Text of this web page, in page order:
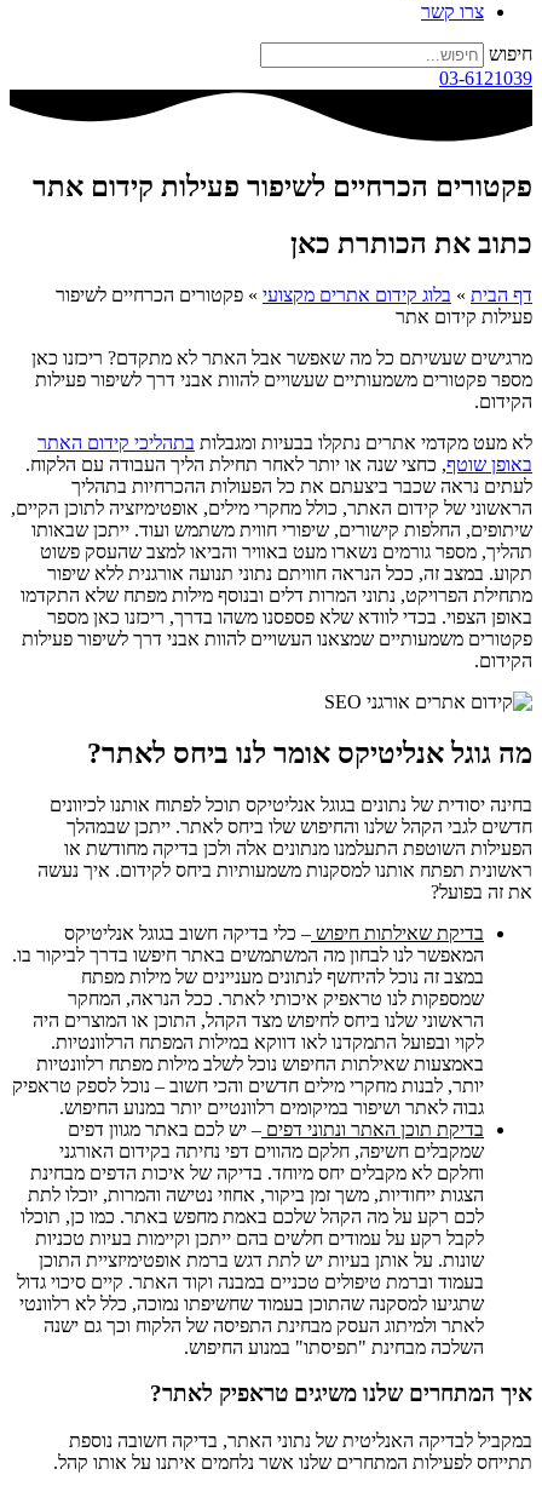
צרו קשר
חיפוש
03-6121039
פקטורים הכרחיים לשיפור פעילות קידום אתר
כתוב את הכותרת כאן
דף הבית » בלוג קידום אתרים מקצועי » פקטורים הכרחיים לשיפור
פעילות קידום אתר
מרגישים שעשיתם כל מה שאפשר אבל האתר לא מתקדם? ריכזנו כאן
מספר פקטורים משמעותיים שעשויים להוות אבני דרך לשיפור פעילות
הקידום.
לא מעט מקדמי אתרים נתקלו בבעיות ומגבלות בתהליכי קידום האתר
באופן שוטף, כחצי שנה או יותר לאחר תחילת הליך העבודה עם הלקוח.
לעתים נראה שכבר ביצעתם את כל הפעולות ההכרחיות בתהליך
הראשוני של קידום האתר, כולל מחקרי מילים, אופטימיזציה לתוכן הקיים,
שיתופים, החלפות קישורים, שיפורי חווית משתמש ועוד. ייתכן שבאותו
תהליך, מספר גורמים נשארו מעט באוויר והביאו למצב שהעסק פשוט
תקוע. במצב זה, ככל הנראה חוויתם נתוני תנועה אורגנית ללא שיפור
מתחילת הפרויקט, נתוני המרות דלים ובנוסף מילות מפתח שלא התקדמו
באופן הצפוי. בכדי לוודא שלא פספסנו משהו בדרך, ריכזנו כאן מספר
פקטורים משמעותיים שמצאנו העשויים להוות אבני דרך לשיפור פעילות
הקידום.
מה גוגל אנליטיקס אומר לנו ביחס לאתר?
בחינה יסודית של נתונים בגוגל אנליטיקס תוכל לפתוח אותנו לכיוונים
חדשים לגבי הקהל שלנו והחיפוש שלו ביחס לאתר. ייתכן שבמהלך
הפעילות השוטפת התעלמנו מנתונים אלה ולכן בדיקה מחודשת או
ראשונית תפתח אותנו למסקנות משמעותיות ביחס לקידום. איך נעשה
את זה בפועל?
בדיקת שאילתות חיפוש – כלי בדיקה חשוב בגוגל אנליטיקס
המאפשר לנו לבחון מה המשתמשים באתר חיפשו בדרך לביקור בו.
במצב זה נוכל להיחשף לנתונים מעניינים של מילות מפתח
שמספקות לנו טראפיק איכותי לאתר. ככל הנראה, המחקר
הראשוני שלנו ביחס לחיפוש מצד הקהל, התוכן או המוצרים היה
לקוי ובפועל התמקדנו לאו דווקא במילות המפתח הרלוונטיות.
באמצעות שאילתות החיפוש נוכל לשלב מילות מפתח רלוונטיות
יותר, לבנות מחקרי מילים חדשים והכי חשוב – נוכל לספק טראפיק
גבוה לאתר ושיפור במיקומים רלוונטיים יותר במנוע החיפוש.
בדיקת תוכן האתר ונתוני דפים – יש לכם באתר מגוון דפים
שמקבלים חשיפה, חלקם מהווים דפי נחיתה בקידום האורגני
וחלקם לא מקבלים יחס מיוחד. בדיקה של איכות הדפים מבחינת
הצגות ייחודיות, משך זמן ביקור, אחוזי נטישה והמרות, יוכלו לתת
לכם רקע על מה הקהל שלכם באמת מחפש באתר. כמו כן, תוכלו
לקבל רקע על עמודים חלשים בהם ייתכן וקיימות בעיות טכניות
שונות. על אותן בעיות יש לתת דגש ברמת אופטימיזציית התוכן
בעמוד וברמת טיפולים טכניים במבנה וקוד האתר. קיים סיכוי גדול
שתגיעו למסקנה שהתוכן בעמוד שחשיפתו נמוכה, כלל לא רלוונטי
לאתר ולמיתוג העסק מבחינת התפיסה של הלקוח וכך גם ישנה
השלכה מבחינת "תפיסתו" במנוע החיפוש.
איך המתחרים שלנו משיגים טראפיק לאתר?
במקביל לבדיקה האנליטית של נתוני האתר, בדיקה חשובה נוספת
תתייחס לפעילות המתחרים שלנו אשר נלחמים איתנו על אותו קהל.